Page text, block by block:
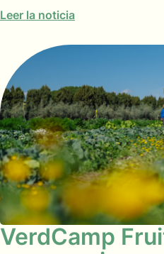
Leer la noticia
VerdCamp